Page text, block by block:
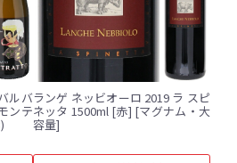
ルバ
ンテ
ランゲ ネッビオーロ 2019 ラ スピ
ネッタ 1500ml [赤] [マグナム・大
容量]